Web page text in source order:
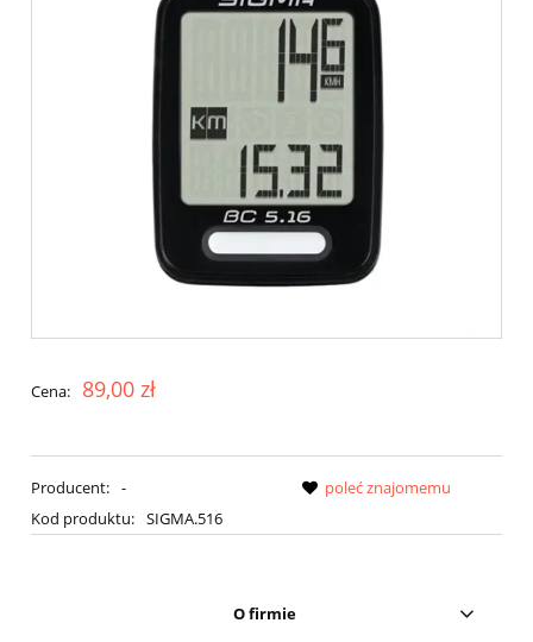
Cena: 89,00 zł
Producent: -
Kod produktu: SIGMA.516
poleć znajomemu
O firmie